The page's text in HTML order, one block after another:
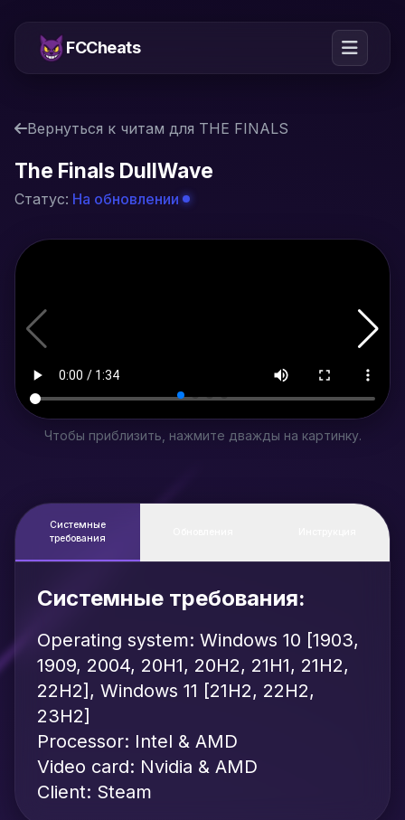
FCCheats
Вернуться к читам для THE FINALS
The Finals DullWave
Статус: На обновлении
Чтобы приблизить, нажмите дважды на картинку.
Системные
требования
Системные требования:
Operating system: Windows 10 [1903,
1909, 2004, 20H1, 20H2, 21H1, 21H2,
22H2], Windows 11 [21H2, 22H2,
23H2]
Processor: Intel & AMD
Video card: Nvidia & AMD
Client: Steam